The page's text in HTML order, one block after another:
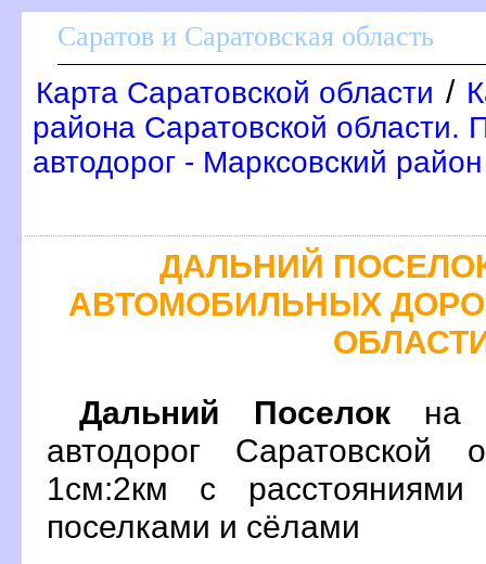
Саратов и Саратовская область
Карта Саратовской области /
района Саратовской области.
автодорог - Марксовский район
ДАЛЬНИЙ
АВТОМОБИЛЬНЫХ
Дальний Поселокна
автодорог Саратовской
1см:2км с
поселками и сёлами